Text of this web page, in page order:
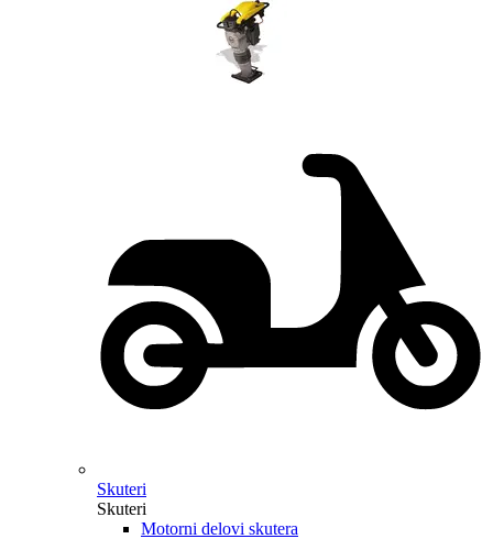
Skuteri
Skuteri
Motorni delovi skutera